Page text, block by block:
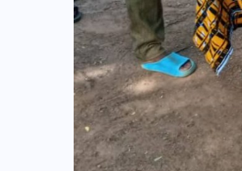
ACTUALITE
ECO &